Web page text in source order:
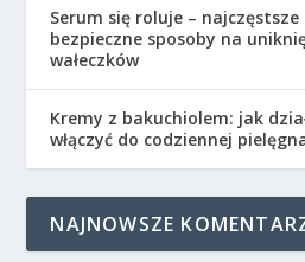
Serum się roluje –
bezpieczne sposoby na
wałeczków
Kremy z bakuchiolem: jak
włączyć do codziennej
NAJNOWSZE